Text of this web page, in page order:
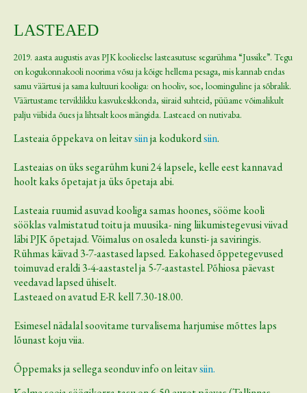
LASTEAED
2019. aasta augustis avas PJK koolieelse lasteasutuse segarühma “Jussike”. Tegu
on kogukonnakooli noorima võsu ja kõige hellema pesaga, mis kannab endas
samu väärtusi ja sama kultuuri kooliga: on hooliv, soe, loominguline ja sõbralik.
Väärtustame terviklikku kasvukeskkonda, siiraid suhteid, püüame võimalikult
palju viibida õues ja lihtsalt koos mängida. Lasteaed on nutivaba.
Lasteaia õppekava on leitavsiinja kodukordsiin.
Lasteaias on üks segarühm kuni 24 lapsele, kelle eest kannavad
hoolt kaks õpetajat ja üks õpetaja abi.
Lasteaia ruumid asuvad kooliga samas hoones, sööme kooli
sööklas valmistatud toitu ja muusika- ning liikumistegevusi viivad
läbi PJK õpetajad. Võimalus on osaleda kunsti- ja saviringis.
Rühmas käivad 3-7-aastased lapsed. Eakohased õppetegevused
toimuvad eraldi 3-4-aastastel ja 5-7-aastastel. Põhiosa päevast
veedavad lapsed ühiselt.
Lasteaed on avatud E-R kell 7.30-18.00.
Esimesel nädalal soovitame turvalisema harjumise mõttes laps
lõunast koju viia.
Õppemaks ja sellega seonduv info on leitavsiin.